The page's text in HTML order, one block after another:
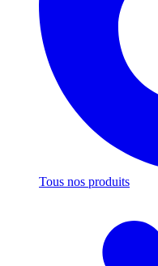
Tous nos produits